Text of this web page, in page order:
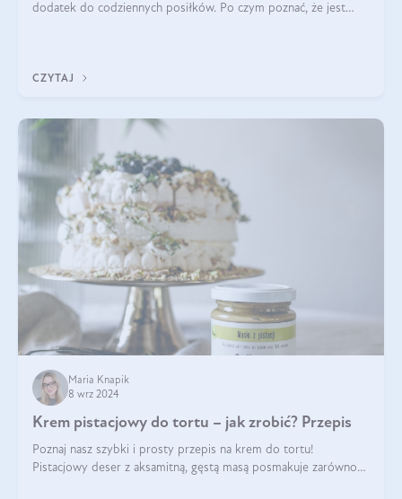
dodatek do codziennych posiłków. Po czym poznać, że jest
CZYTAJ
Maria Knapik
8 wrz 2024
Krem pistacjowy do tortu – jak zrobić? Przepis
Poznaj nasz szybki i prosty przepis na krem do tortu!
Pistacjowy deser z aksamitną, gęstą masą posmakuje zarówno